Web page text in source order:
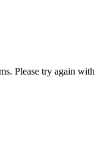
Please try again with